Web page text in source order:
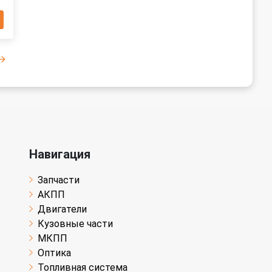
Навигация
Запчасти
АКПП
Двигатели
Кузовные части
МКПП
Оптика
Топливная система